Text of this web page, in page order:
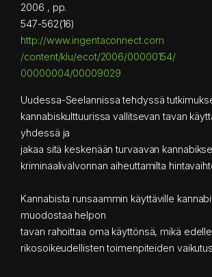
2006 , pp.
547-562(16)
http://www.ingentaconnect.com
/content/klu/ecot/2006/00000154/
00000004/00009029
Uudessa-Seelannissa tehdyssä
kannabiskulttuurissa vallitsevan tavan
yhdessä ja
jakaa sitä keskenään turvaavan
kriminaalivalvonnan aiheuttamilta
Kannabista runsaammin käyttäville
muodostaa helpon
tavan rahoittaa oma käyttönsä, mikä
rikosoikeudellisten toimenpiteiden